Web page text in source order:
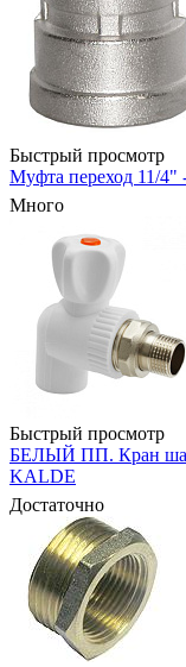
Быстрый просмотр
Муфта переход 11/
Много
Быстрый просмотр
БЕЛЫЙ ПП. Кран
KALDE
Достаточно